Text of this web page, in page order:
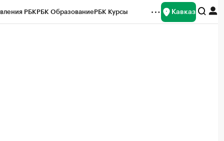
РБКРБК ОбразованиеРБК Курсы Кавказ